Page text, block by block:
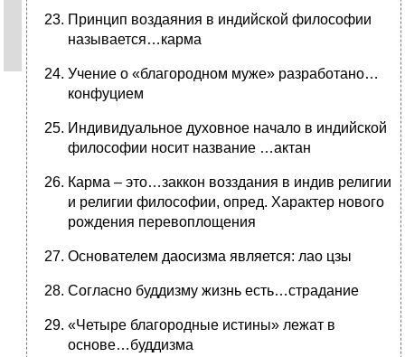
Принцип воздаяния в индийской философии
называется…карма
Учение о «благородном муже» разработано…
конфуцием
Индивидуальное духовное начало в индийской
философии носит название …актан
Карма – это…заккон возздания в индив религии
и религии философии, опред. Характер нового
рождения перевоплощения
Основателем даосизма является: лао цзы
Согласно буддизму жизнь есть…страдание
«Четыре благородные истины» лежат в
основе…буддизма